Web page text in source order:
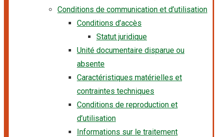
Conditions de communication et d’utilisation
Conditions d’accès
Statut juridique
Unité documentaire disparue ou
absente
Caractéristiques matérielles et
contraintes techniques
Conditions de reproduction et
d’utilisation
Informations sur le traitement